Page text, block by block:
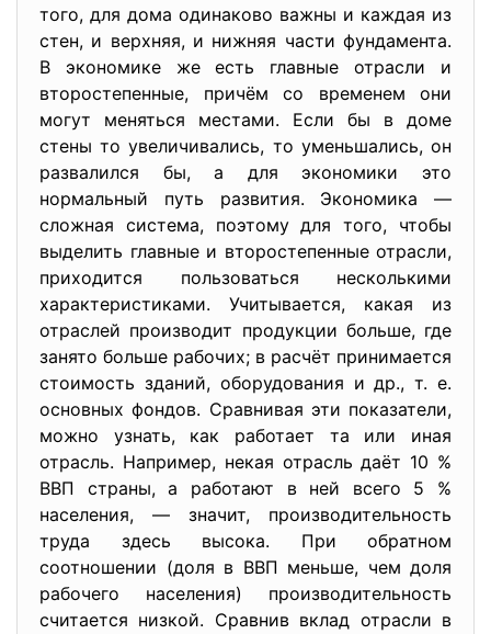
того, для дома одинаково важны и каждая из
стен, и верхняя, и нижняя части фундамента.
В экономике же есть главные отрасли и
второстепенные, причём со временем они
могут меняться местами. Если бы в доме
стены то увеличивались, то уменьшались, он
развалился бы, а для экономики это
нормальный путь развития. Экономика —
сложная система, поэтому для того, чтобы
выделить главные и второстепенные отрасли,
приходится пользоваться несколькими
характеристиками. Учитывается, какая из
отраслей производит продукции больше, где
занято больше рабочих; в расчёт принимается
стоимость зданий, оборудования и др., т. е.
основных фондов. Сравнивая эти показатели,
можно узнать, как работает та или иная
отрасль. Например, некая отрасль даёт 10 %
ВВП страны, а работают в ней всего 5 %
населения, — значит, производительность
труда здесь высока. При обратном
соотношении (доля в ВВП меньше, чем доля
рабочего населения) производительность
считается низкой. Сравнив вклад отрасли в